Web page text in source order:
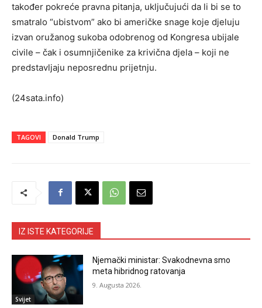
također pokreće pravna pitanja, uključujući da li bi se to
smatralo “ubistvom” ako bi američke snage koje djeluju
izvan oružanog sukoba odobrenog od Kongresa ubijale
civile – čak i osumnjičenike za krivična djela – koji ne
predstavljaju neposrednu prijetnju.
(24sata.info)
TAGOVI Donald Trump
IZ ISTE KATEGORIJE
Svijet
Njemački ministar: Svakodnevna smo
meta hibridnog ratovanja
9. Augusta 2026.